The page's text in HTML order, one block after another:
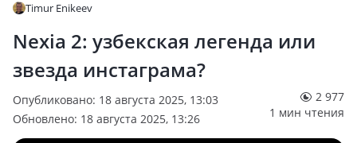
Timur Enikeev
Nexia 2: узбекская легенда или
звезда инстаграма?
Опубликовано: 18 августа 2025, 13:03
Обновлено: 18 августа 2025, 13:26
2 977
1 мин чтения